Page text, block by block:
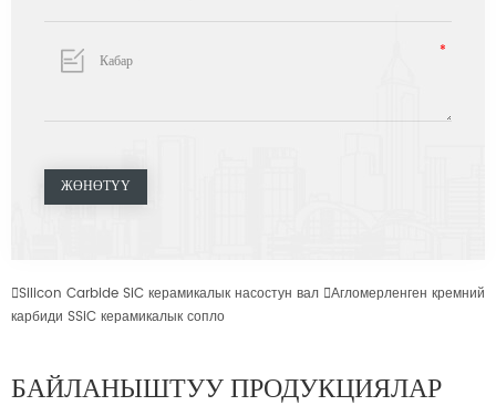
Silicon Carbide SiC керамикалык насостун вал Агломерленген кремний
карбиди SSiC керамикалык сопло
БАЙЛАНЫШТУУ ПРОДУКЦИЯЛАР